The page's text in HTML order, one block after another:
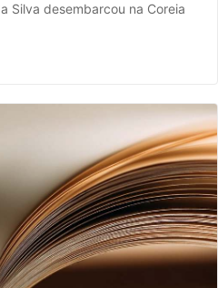
Silva desembarcou na Coreia